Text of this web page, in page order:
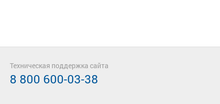
Техническая поддержка сайта
8 800 600-03-38